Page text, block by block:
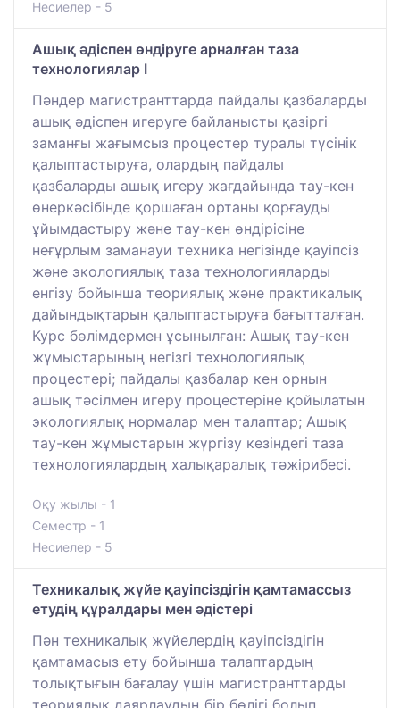
Несиелер - 5
Ашық әдіспен өндіруге арналған таза
технологиялар І
Пәндер магистранттарда пайдалы қазбаларды
ашық әдіспен игеруге байланысты қазіргі
заманғы жағымсыз процестер туралы түсінік
қалыптастыруға, олардың пайдалы
қазбаларды ашық игеру жағдайында тау-кен
өнеркәсібінде қоршаған ортаны қорғауды
ұйымдастыру және тау-кен өндірісіне
неғұрлым заманауи техника негізінде қауіпсіз
және экологиялық таза технологияларды
енгізу бойынша теориялық және практикалық
дайындықтарын қалыптастыруға бағытталған.
Курс бөлімдермен ұсынылған: Ашық тау-кен
жұмыстарының негізгі технологиялық
процестері; пайдалы қазбалар кен орнын
ашық тәсілмен игеру процестеріне қойылатын
экологиялық нормалар мен талаптар; Ашық
тау-кен жұмыстарын жүргізу кезіндегі таза
технологиялардың халықаралық тәжірибесі.
Оқу жылы - 1
Семестр - 1
Несиелер - 5
Техникалық жүйе қауіпсіздігін қамтамассыз
етудің құралдары мен әдістері
Пән техникалық жүйелердің қауіпсіздігін
қамтамасыз ету бойынша талаптардың
толықтығын бағалау үшін магистранттарды